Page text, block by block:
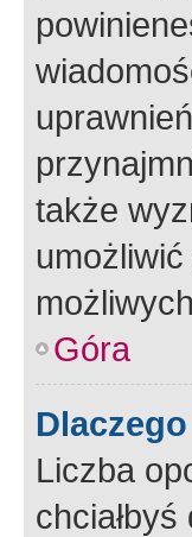
także
Góra
Liczba